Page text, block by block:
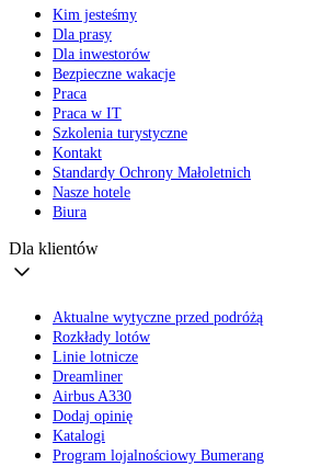
Kim jesteśmy
Dla prasy
Dla inwestorów
Bezpieczne wakacje
Praca
Praca w IT
Szkolenia turystyczne
Kontakt
Standardy Ochrony Małoletnich
Nasze hotele
Biura
Dla klientów
Aktualne wytyczne przed podróżą
Rozkłady lotów
Linie lotnicze
Dreamliner
Airbus A330
Dodaj opinię
Katalogi
Program lojalnościowy Bumerang